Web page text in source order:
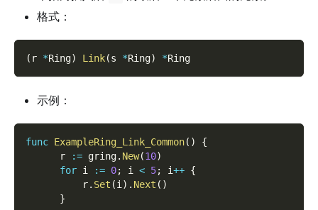
格式：
( r *Ring) Link(s *Ring) *Ring
示例：
func ExampleRing_Link_Common( )
{
      r
:= gring. New(10)
for i := 0; i < 5; i++ {
          r
. Set (i ) . Next ( )
}